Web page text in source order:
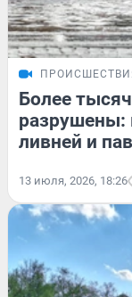
Более
разрушены:
ливней и
13 июля, 2026, 18:26